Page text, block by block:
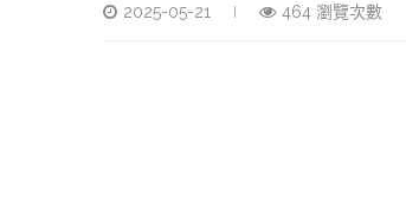
2025-05-21 464 瀏覽次數